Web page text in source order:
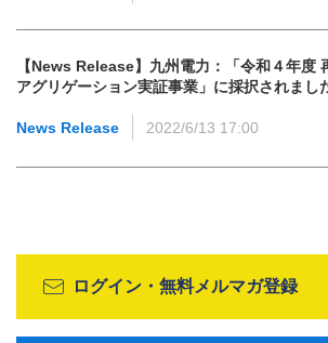
【News Release】九州電力：「令和４年度
アグリゲーション実証事業」に採択されまし
News Release 2022/6/13 17:00
ログイン・無料メルマガ登録